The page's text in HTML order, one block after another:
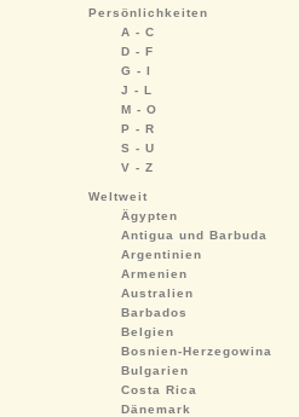
Persönlichkeiten
A - C
D - F
G - I
J - L
M - O
P - R
S - U
V - Z
Weltweit
Ägypten
Antigua und Barbuda
Argentinien
Armenien
Australien
Barbados
Belgien
Bosnien-Herzegowina
Bulgarien
Costa Rica
Dänemark